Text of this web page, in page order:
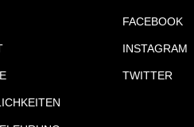
FACEBOOK
INSTAGRAM
TWITTER